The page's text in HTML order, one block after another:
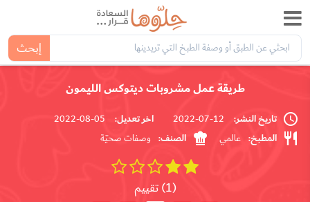
إبحث
طريقة عمل مشروبات ديتوكس الليمون
تاريخ النشر: 12-07-2022 اخر تعديل: 05-08-2022
المطبخ: عالمي الصنف: وصفات صحيّة
(1) تقييم